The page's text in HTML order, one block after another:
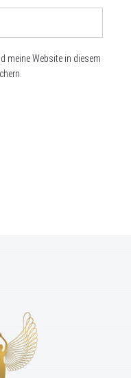
meine Website in diesem